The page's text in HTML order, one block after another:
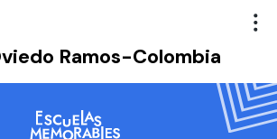
Ramos-Colombia